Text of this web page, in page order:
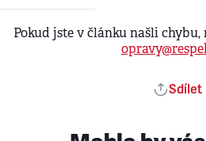
Pokud jste v článku našli
Sdílet